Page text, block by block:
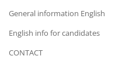
General information English
English info for candidates
CONTACT